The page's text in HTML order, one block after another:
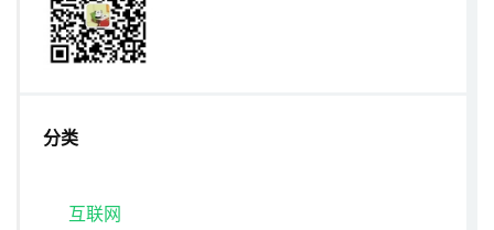
分类
互联网